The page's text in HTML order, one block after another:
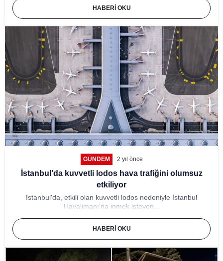
HABERI OKU
GÜNDEM 2 yıl önce
İstanbul’da kuvvetli lodos hava trafiğini olumsuz
etkiliyor
İstanbul'da, etkili olan kuvvetli lodos nedeniyle İstanbul
Havalimanı'na inmek isteyen...
HABERI OKU